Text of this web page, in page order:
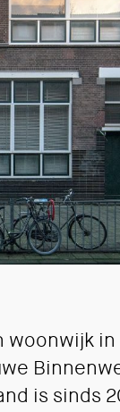
woonwijk
is sinds